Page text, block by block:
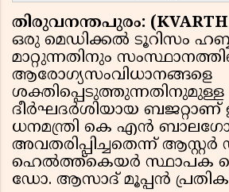
തിരുവനന്തപുരം:
ഒരു മെഡിക്കൽ ടൂറിസം
മാറ്റുന്നതിനും
ആരോഗ്യസംവിധാനങ്ങളെ
ശക്തിപ്പെടുത്തുന്നതിനുമുള്ള
ദീർഘദർശിയായ
ധനമന്ത്രി കെ എൻ
അവതരിപ്പിച്ചതെന്ന് ആസ്റ്റർ
ഹെൽത്ത്കെയർ സ്ഥാപക
ഡോ. ആസാദ് മൂപ്പൻ